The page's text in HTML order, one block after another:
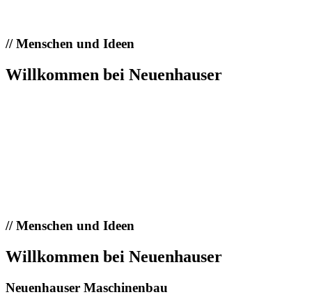
//Menschen und Ideen
Willkommen bei Neuenhauser
//Menschen und Ideen
Willkommen bei Neuenhauser
Neuenhauser Maschinenbau